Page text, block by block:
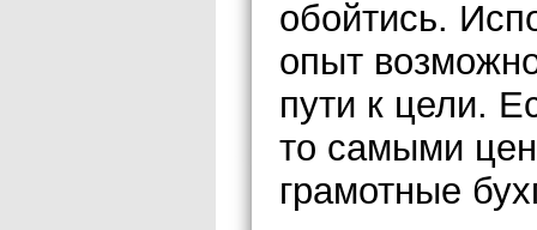
обойтись.
опыт
пути к цели.
то самыми
грамотные